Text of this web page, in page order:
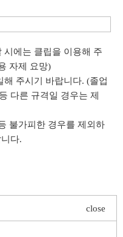
시에는 클립을 이용해 주
자제 요망)
주시기 바랍니다. (졸업
다른 규격일 경우는 제
불가피한 경우를 제외하
다.
close